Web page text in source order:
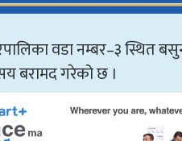
वडा नम्बर–३ स्थित
बरामद गरेको छ ।